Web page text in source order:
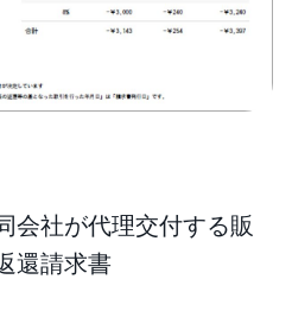
会社が代理交付する販
還請求書